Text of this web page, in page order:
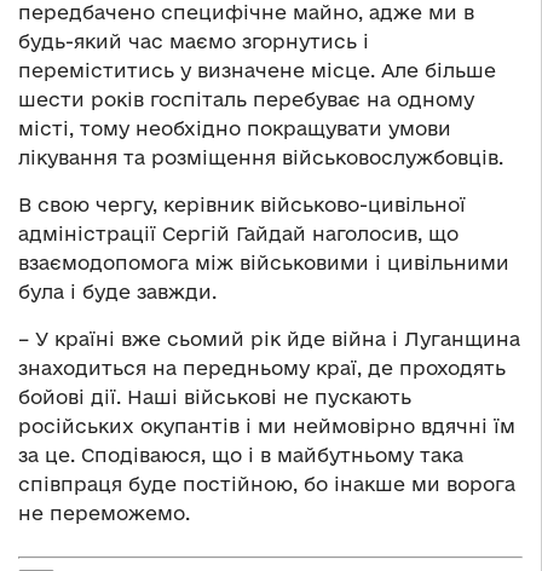
передбачено специфічне майно, адже ми в
будь-який час маємо згорнутись і
переміститись у визначене місце. Але більше
шести років госпіталь перебуває на одному
місті, тому необхідно покращувати умови
лікування та розміщення військовослужбовців.
В свою чергу, керівник військово-цивільної
адміністрації Сергій Гайдай наголосив, що
взаємодопомога між військовими і цивільними
була і буде завжди.
– У країні вже сьомий рік йде війна і Луганщина
знаходиться на передньому краї, де проходять
бойові дії. Наші військові не пускають
російських окупантів і ми неймовірно вдячні їм
за це. Сподіваюся, що і в майбутньому така
співпраця буде постійною, бо інакше ми ворога
не переможемо.